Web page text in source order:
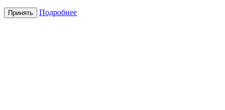
Принять Подробнее